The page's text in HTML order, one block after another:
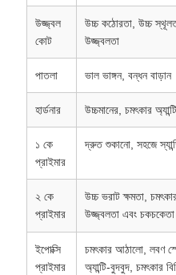
উজ্জ্বল
কোট
উচ্চ কঠোরতা, উচ্চ
উজ্জ্বলতা
পাতলা ভাল ভাঙ্গন, বন্ধন বাড়ান
হার্ডনার উচ্চমানের, চমৎকার
১ কে
প্রাইমার
দ্রুত শুকানো, সহজে
২ কে
প্রাইমার
উচ্চ ভরাট ক্ষমতা,
উজ্জ্বলতা এবং
ইপোক্সি
প্রাইমার
চমৎকার আঠালো, লবণ
অ্যান্টি-বুদবুদ, চমৎকার